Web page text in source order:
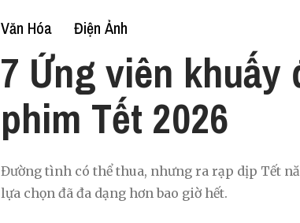
Văn Hóa Điện Ảnh
7 Ứng viên khuấy
phim Tết 2026
Đường tình có thể thua, nhưng ra rạp dịp Tết
lựa chọn đã đa dạng hơn bao giờ hết.